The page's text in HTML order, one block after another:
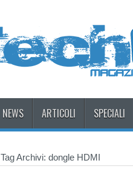
NEWS ARTICOLI SPECIALI
Tag Archivi: dongle HDMI